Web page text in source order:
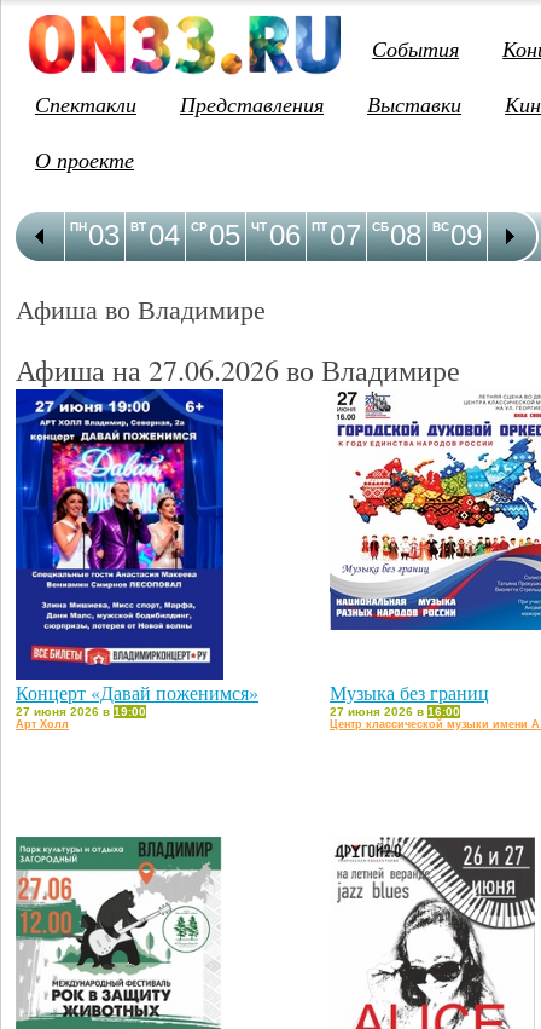
События
Спектакли
Представления Выставки
О проекте
03
ПН 04
ВТ 05
СР 06
ЧТ 07
ПТ 08
СБ 09
ВС 10
ПН
Афиша во Владимире
Афиша на 27.06.2026 во Владимире
Концерт «Давай поженимся»
27 июня 2026 в 19:00
Арт Холл
Музыка без границ
27 июня 2026 в 16:00
Центр классической музыки имени